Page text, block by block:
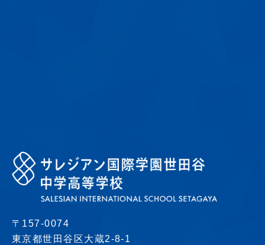
〒157-0074
東京都世田谷区大蔵2-8-1